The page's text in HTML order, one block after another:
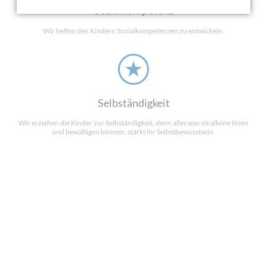
Sozialkompetenz
Wir helfen den Kindern Sozialkompetenzen zu entwickeln.
Selbständigkeit
Wir erziehen die Kinder zur Selbständigkeit, denn alles was sie alleine lösen
und bewältigen können, stärkt ihr Selbstbewusstsein.